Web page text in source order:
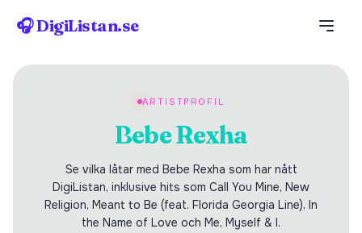
🎧 DigiListan.se
ARTISTPROFIL
Bebe Rexha
Se vilka låtar med Bebe Rexha som har nått
DigiListan, inklusive hits som Call You Mine, New
Religion, Meant to Be (feat. Florida Georgia Line), In
the Name of Love och Me, Myself & I.